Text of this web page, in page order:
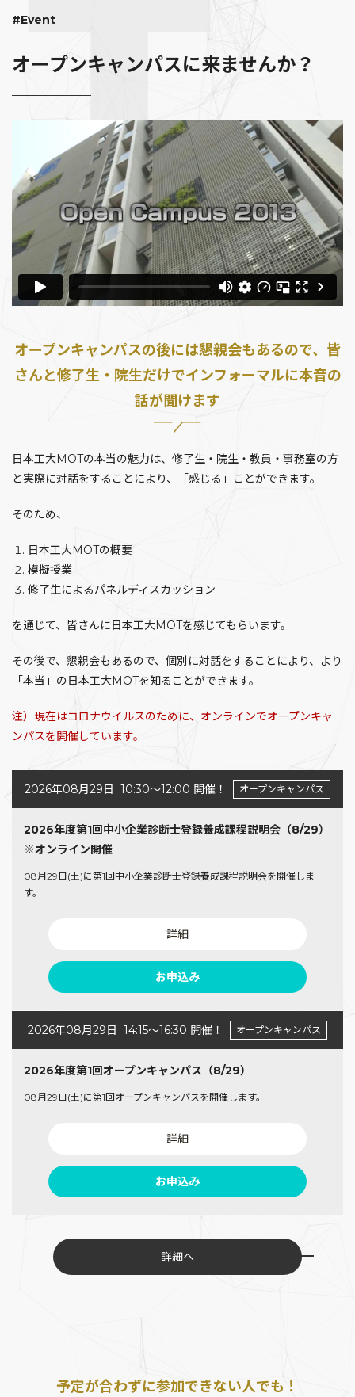
#Event
オープンキャンパスに来ませんか？
オープンキャンパスの後には懇親会もあるので、皆
さんと修了生・院生だけでインフォーマルに本音の
話が聞けます
日本工大MOTの本当の魅力は、修了生・院生・教員・事務室の方
と実際に対話をすることにより、「感じる」ことができます。
そのため、
日本工大MOTの概要
模擬授業
修了生によるパネルディスカッション
を通じて、皆さんに日本工大MOTを感じてもらいます。
その後で、懇親会もあるので、個別に対話をすることにより、より
「本当」の日本工大MOTを知ることができます。
注）現在はコロナウイルスのために、オンラインでオープンキャ
ンパスを開催しています。
2026年08月29日 10:30〜12:00 開催！ オープンキャンパス
2026年度第1回中小企業診断士登録養成課程説明会（8/29）
※オンライン開催
08月29日(土)に第1回中小企業診断士登録養成課程説明会を開催しま
す。
詳細
お申込み
2026年08月29日 14:15〜16:30 開催！ オープンキャンパス
2026年度第1回オープンキャンパス（8/29）
08月29日(土)に第1回オープンキャンパスを開催します。
詳細
お申込み
詳細へ
予定が合わずに参加できない人でも！